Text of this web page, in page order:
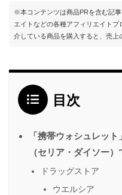
※本コンテンツは商品PRを含む記
エイトなどの各種アフィリエイト
介している商品を購入すると、売上
目次
「携帯ウォシュレッ
（セリア・ダイソー）
ドラッグストア
ウエルシア